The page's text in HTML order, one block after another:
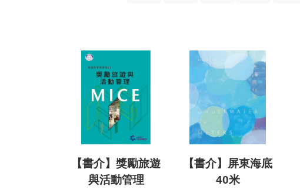
【書介】獎勵旅遊
與活動管理
【書介】屏東海底
40米